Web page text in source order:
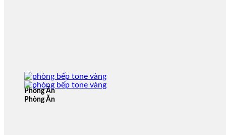
Phòng Ăn
Phòng Ăn